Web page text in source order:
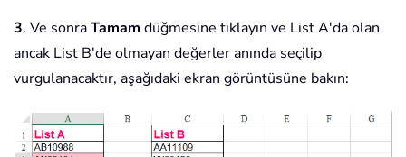
3. Ve sonraTamam düğmesine tıklayın ve List A'da olan
ancak List B'de olmayan değerler anında seçilip
vurgulanacaktır, aşağıdaki ekran görüntüsüne bakın: